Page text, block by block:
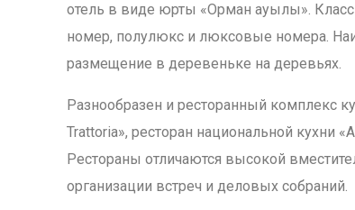
отель в виде юрты «Орман ауылы».
номер, полулюкс и люксовые номера.
размещение в деревеньке на деревьях.
Разнообразен и ресторанный комплекс
Trattoria», ресторан национальной кухни
Рестораны отличаются высокой
организации встреч и деловых собраний.